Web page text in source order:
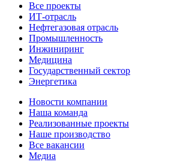
Все проекты
ИТ-отрасль
Нефтегазовая отрасль
Промышленность
Инжиниринг
Медицина
Государственный сектор
Энергетика
Новости компании
Наша команда
Реализованные проекты
Наше производство
Все вакансии
Медиа